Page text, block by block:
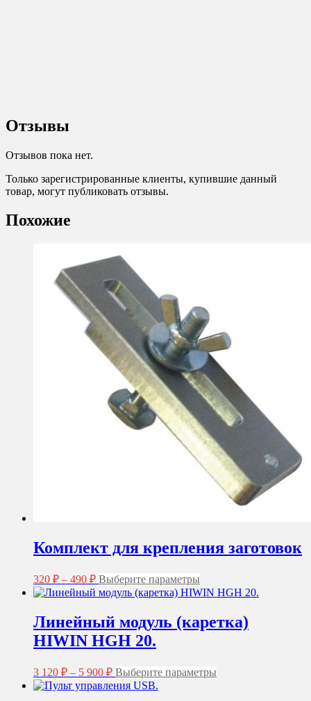
Отзывы
Отзывов пока нет.
Только зарегистрированные клиенты, купившие данный
товар, могут публиковать отзывы.
Похожие
Комплект для крепления заготовок
320 ₽ – 490 ₽Диапазон
цен:
490 ₽
Выберите параметры
товар
имеет
несколько
вариаций.
на
Линейный модуль (каретка)
HIWIN HGH 20.
3 120 ₽ – 5 900 ₽Диапазон
цен:
3
Выберите параметры